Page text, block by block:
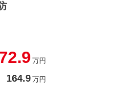
万円
164.9万円